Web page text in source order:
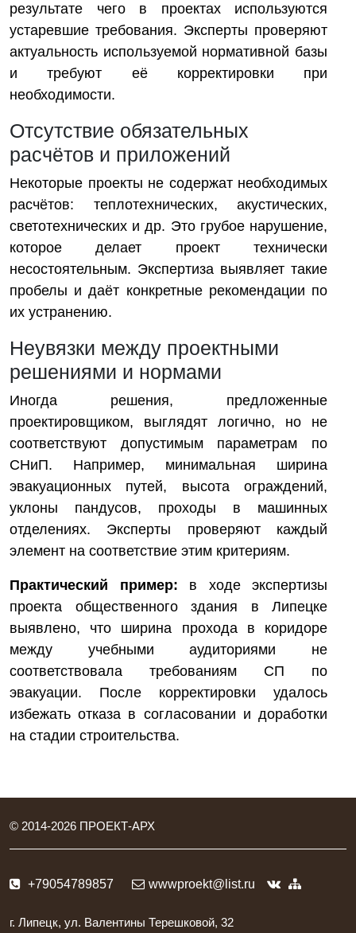
результате чего в проектах используются
устаревшие требования. Эксперты проверяют
актуальность используемой нормативной базы
и требуют её корректировки при
необходимости.
Отсутствие обязательных
расчётов и приложений
Некоторые проекты не содержат необходимых
расчётов: теплотехнических, акустических,
светотехнических и др. Это грубое нарушение,
которое делает проект технически
несостоятельным. Экспертиза выявляет такие
пробелы и даёт конкретные рекомендации по
их устранению.
Неувязки между проектными
решениями и нормами
Иногда решения, предложенные
проектировщиком, выглядят логично, но не
соответствуют допустимым параметрам по
СНиП. Например, минимальная ширина
эвакуационных путей, высота ограждений,
уклоны пандусов, проходы в машинных
отделениях. Эксперты проверяют каждый
элемент на соответствие этим критериям.
Практический пример: в ходе экспертизы
проекта общественного здания в Липецке
выявлено, что ширина прохода в коридоре
между учебными аудиториями не
соответствовала требованиям СП по
эвакуации. После корректировки удалось
избежать отказа в согласовании и доработки
на стадии строительства.
© 2014-2026 ПРОЕКТ-АРХ
+79054789857 wwwproekt@list.ru
г. Липецк, ул. Валентины Терешковой, 32